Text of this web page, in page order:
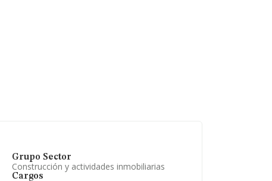
Grupo Sector
Construcción y actividades inmobiliarias
Cargos